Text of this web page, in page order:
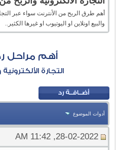
أهم طرق الربح من الأنترنت سواء عبر
والبيع اونلاين او اليوتيوب او غيرها الكثير..
أهم مراحل
التجارة
أدوات الموضوع
28-02-2022, 11:42 AM